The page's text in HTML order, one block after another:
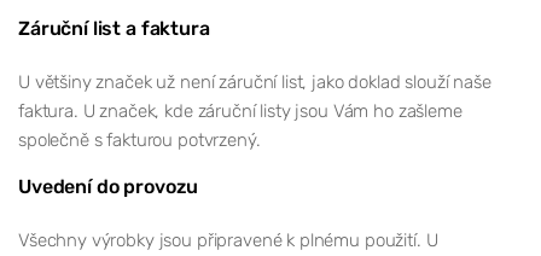
Záruční list a faktura
U většiny značek už není záruční list, jako doklad slouží naše
faktura. U značek, kde záruční listy jsou Vám ho zašleme
společně s fakturou potvrzený.
Uvedení do provozu
Všechny výrobky jsou připravené k plnému použití. U